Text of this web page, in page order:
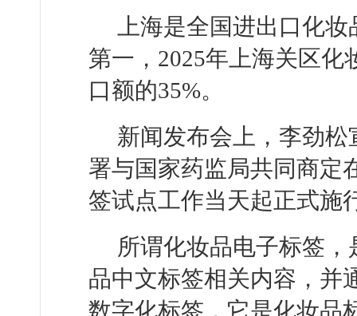
上海是全国进出口化
第一，2025年上海关区化
口额的35%。
新闻发布会上，李劲
署与国家药监局共同商定
签试点工作当天起正式施
所谓化妆品电子标签
品中文标签相关内容，并
数字化标签，它是化妆品